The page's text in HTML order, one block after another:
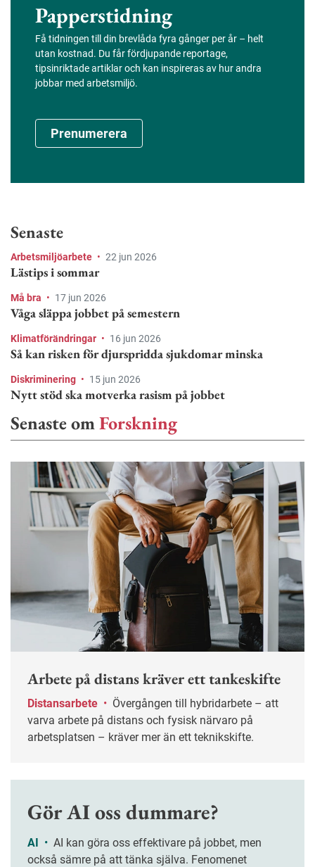
Papperstidning
Få tidningen till din brevlåda fyra gånger per år – helt
utan kostnad. Du får fördjupande reportage,
tipsinriktade artiklar och kan inspireras av hur andra
jobbar med arbetsmiljö.
Prenumerera
Senaste
Arbetsmiljöarbete • 22 jun 2026
Lästips i sommar
Må bra • 17 jun 2026
Våga släppa jobbet på semestern
Klimatförändringar • 16 jun 2026
Så kan risken för djurspridda sjukdomar minska
Diskriminering • 15 jun 2026
Nytt stöd ska motverka rasism på jobbet
Senaste omForskning
Arbete på distans kräver ett tankeskifte
Distansarbete •
varva arbete på distans och fysisk närvaro på
arbetsplatsen – kräver mer än ett teknikskifte.
Gör AI oss dummare?
AI •
också sämre på att tänka själva. Fenomenet